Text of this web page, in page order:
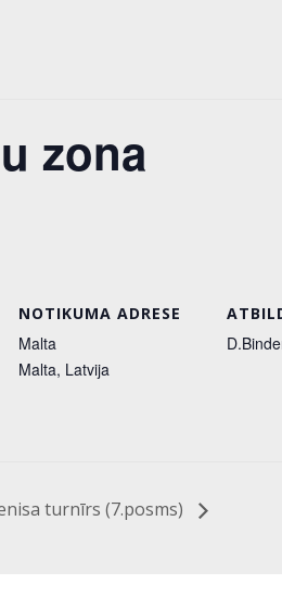
zona
NOTIKUMA ADRESE
Malta
Malta, Latvija
turnīrs (7.posms)